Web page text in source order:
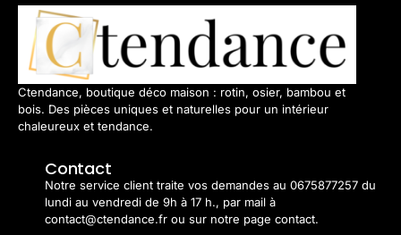
Ctendance, boutique déco maison : rotin, osier, bambou et
bois. Des pièces uniques et naturelles pour un intérieur
chaleureux et tendance.
Contact
Notre service client traite vos demandes au 0675877257 du
lundi au vendredi de 9h à 17 h., par mail à
contact@ctendance.fr ou sur notre page contact.